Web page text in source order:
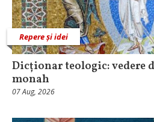
Repere și idei
Dicționar teologic: vedere
monah
07 Aug, 2026